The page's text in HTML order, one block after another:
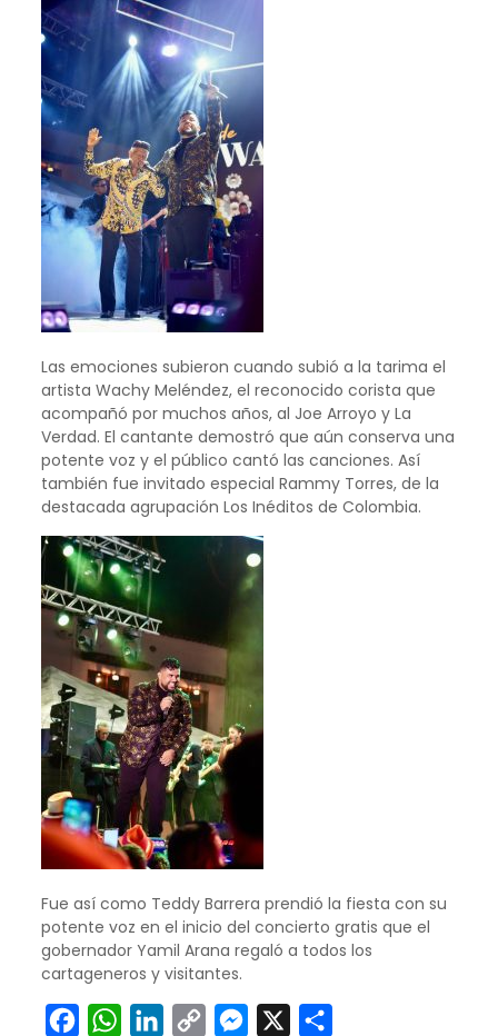
Las emociones subieron cuando subió a la tarima el
artista Wachy Meléndez, el reconocido corista que
acompañó por muchos años, al Joe Arroyo y La
Verdad. El cantante demostró que aún conserva una
potente voz y el público cantó las canciones. Así
también fue invitado especial Rammy Torres, de la
destacada agrupación Los Inéditos de Colombia.
Fue así como Teddy Barrera prendió la fiesta con su
potente voz en el inicio del concierto gratis que el
gobernador Yamil Arana regaló a todos los
cartageneros y visitantes.
FacebookWhatsAppLinkedIn
Copy
Messenger